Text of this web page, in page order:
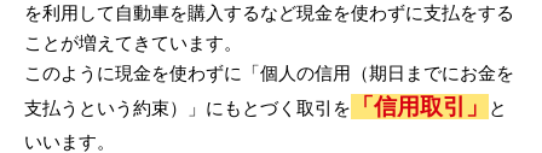
を利用して自動車を購入するなど現金を使わずに支払をする
ことが増えてきています。
このように現金を使わずに「個人の信用（期日までにお金を
支払うという約束）」にもとづく取引を
「信用取引」
と
いいます。